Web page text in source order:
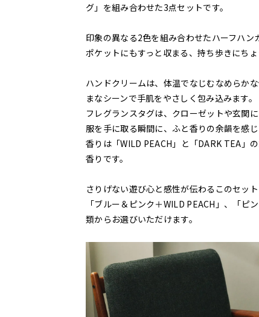
グ」を組み合わせた3点セットです。
印象の異なる2色を組み合わせたハーフハン
ポケットにもすっと収まる、持ち歩きにち
ハンドクリームは、体温でなじむなめらか
まなシーンで手肌をやさしく包み込みます。
フレグランスタグは、クローゼットや玄関
服を手に取る瞬間に、ふと香りの余韻を感じ
香りは「WILD PEACH」と「DARK TEA」
香りです。
さりげない遊び心と感性が伝わるこのセッ
「ブルー＆ピンク＋WILD PEACH」、「
類からお選びいただけます。